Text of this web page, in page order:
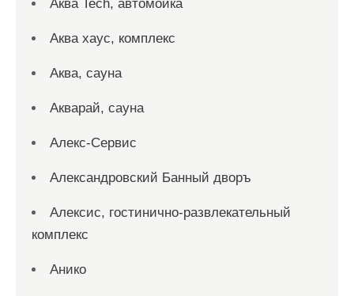
Аква Tech, автомойка
Аква хаус, комплекс
Аква, сауна
Акварай, сауна
Алекс-Сервис
Александровский Банный дворъ
Алексис, гостинично-развлекательный
комплекс
Анико